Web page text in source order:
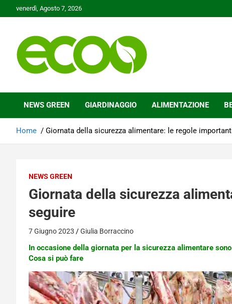
to
venerdì, Agosto 7, 2026
Ecoo.it
NEWS GREEN GIARDINAGGIO ALIMENTAZIONE
Home Giornata della sicurezza alimentare: le regole
NEWS GREEN
Giornata della sicurezza
seguire
7 Giugno 2023 Giulia Borraccino
In occasione della giornata per la sicurezza alimentare
Cosa si può fare